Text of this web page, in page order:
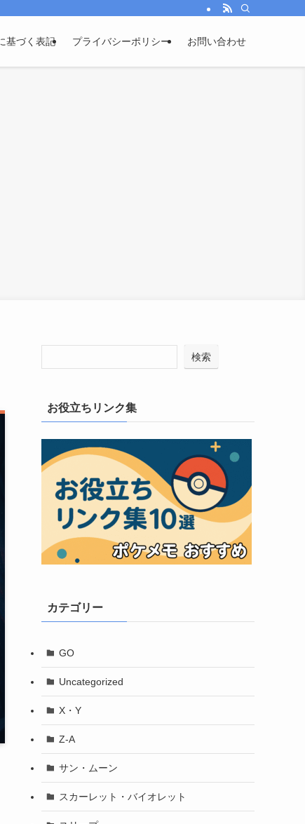
基づく表記 プライバシーポリシー お問い合わせ
検索
お役立ちリンク集
カテゴリー
GO
Uncategorized
X・Y
Z-A
サン・ムーン
スカーレット・バイオレット